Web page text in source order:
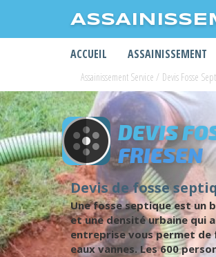
ACCUEIL ASSAINISSEMENT
Assainissement Service / Devis Fosse
DEVIS
FRIESEN
Devis de fosse
Une fosse septique est un
et une densité urbaine qui
entreprise vous permet de
eaux vannes. Les 600